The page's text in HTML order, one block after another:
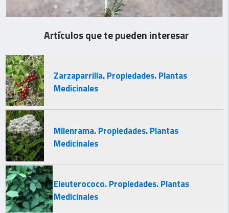
Artículos que te pueden interesar
Zarzaparrilla. Propiedades. Plantas
Medicinales
Milenrama. Propiedades. Plantas
Medicinales
Eleuterococo. Propiedades. Plantas
Medicinales